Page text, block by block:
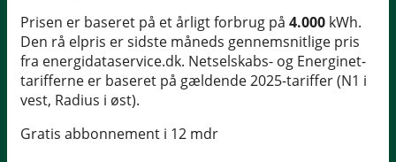
Prisen er baseret på et årligt forbrug på 4.000 kWh.
Den rå elpris er sidste måneds gennemsnitlige pris
fra energidataservice.dk. Netselskabs- og Energinet-
tarifferne er baseret på gældende 2025-tariffer (N1 i
vest, Radius i øst).
Gratis abbonnement i 12 mdr